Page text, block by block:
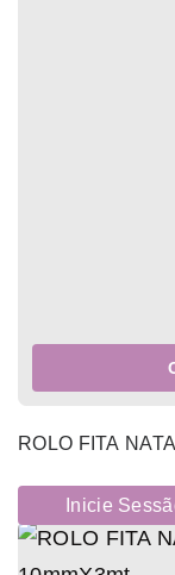
ROLO FITA
Inicie